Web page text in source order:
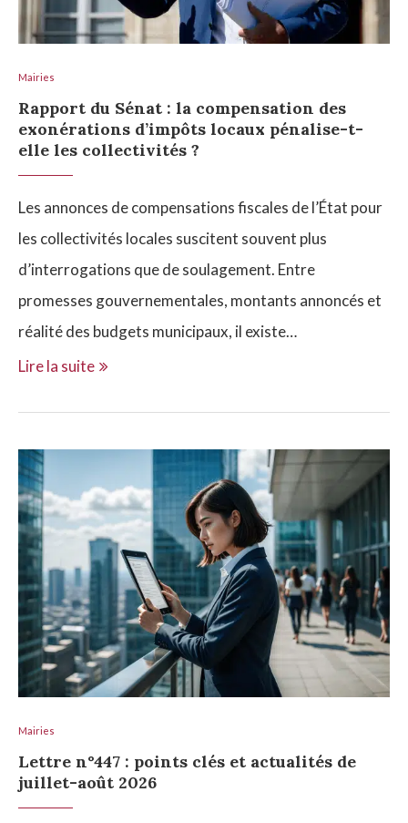
Mairies
Rapport du Sénat : la compensation des
exonérations d’impôts locaux pénalise-t-
elle les collectivités ?
Les annonces de compensations fiscales de l’État pour
les collectivités locales suscitent souvent plus
d’interrogations que de soulagement. Entre
promesses gouvernementales, montants annoncés et
réalité des budgets municipaux, il existe…
Lire la suite
Mairies
Lettre n°447 : points clés et actualités de
juillet-août 2026